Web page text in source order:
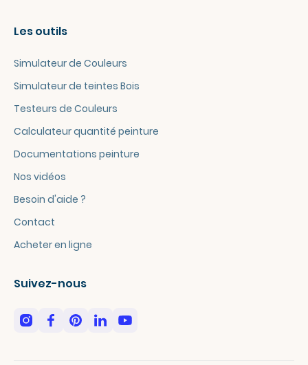
Les outils
Simulateur de Couleurs
Simulateur de teintes Bois
Testeurs de Couleurs
Calculateur quantité peinture
Documentations peinture
Nos vidéos
Besoin d'aide ?
Contact
Acheter en ligne
Suivez-nous